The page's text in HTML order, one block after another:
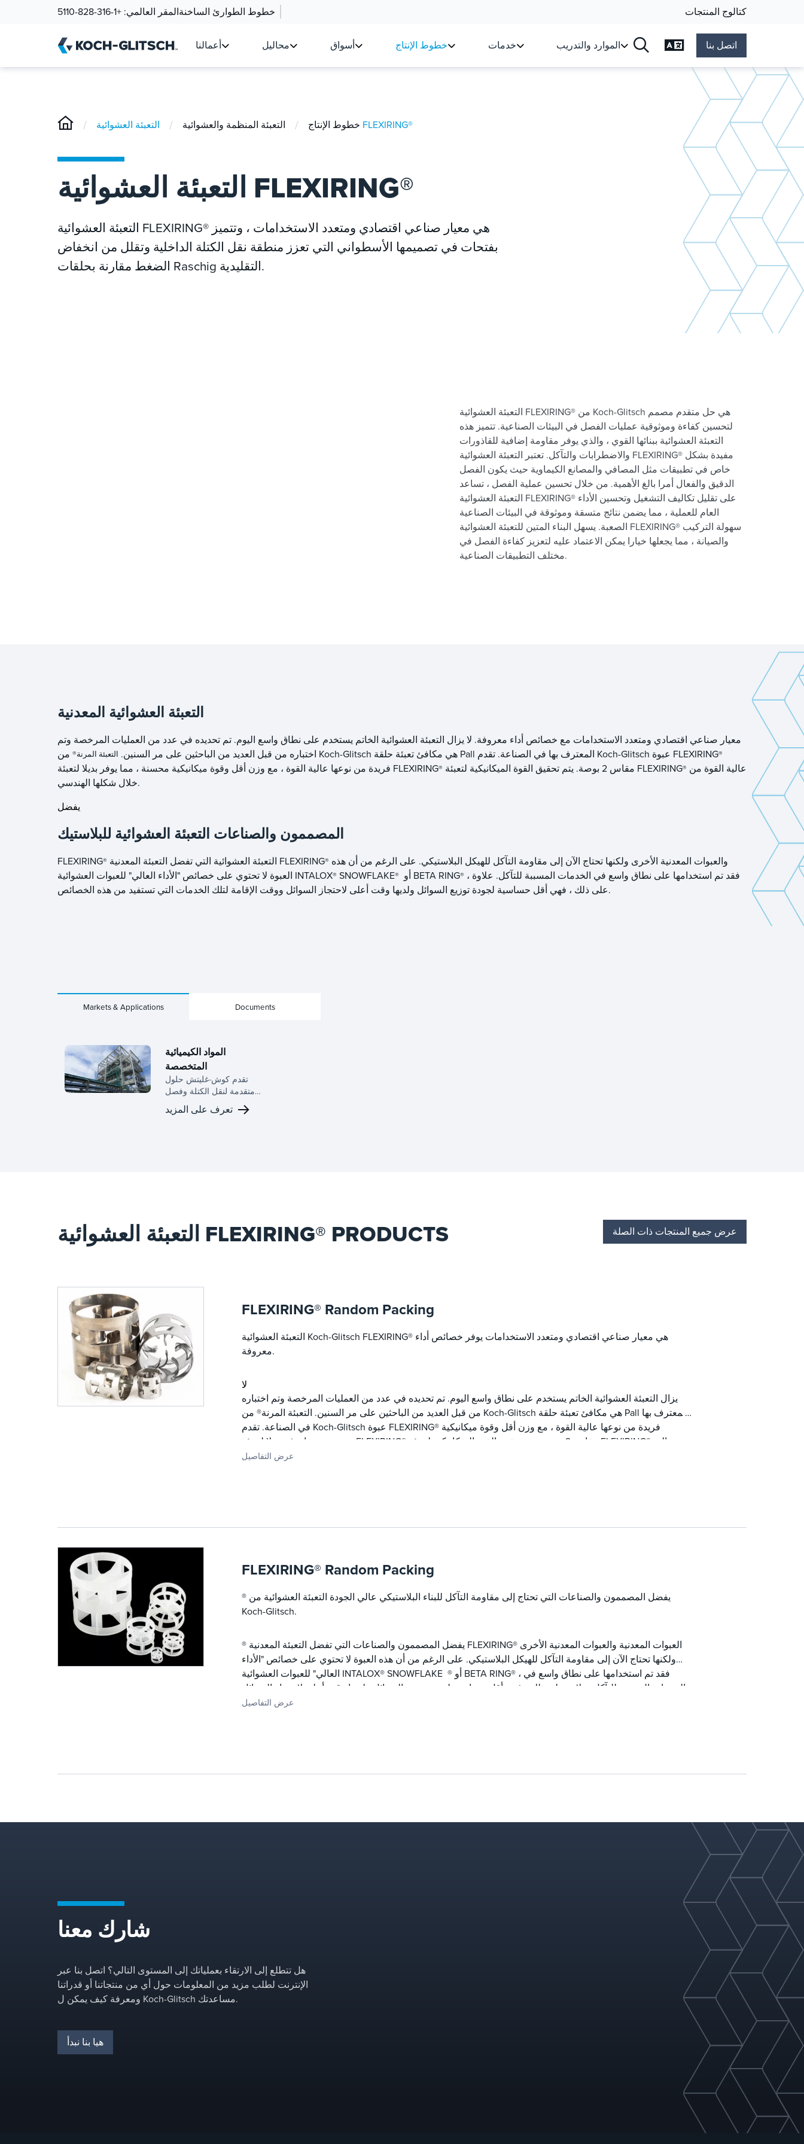
المقر العالمي: +1-316-828-5110 خطوط الطوارئ الساخنة كتالوج المنتجات
أعمالنا محاليل أسواق خطوط الإنتاج خدمات الموارد والتدريب تغيير اللغةاتصل بنا
/ خطوط الإنتاج / التعبئة المنظمة والعشوائية / التعبئة العشوائية FLEXIRING®
التعبئة العشوائية FLEXIRING®
التعبئة العشوائية FLEXIRING® هي معيار صناعي اقتصادي ومتعدد الاستخدامات ، وتتميز
بفتحات في تصميمها الأسطواني التي تعزز منطقة نقل الكتلة الداخلية وتقلل من انخفاض
الضغط مقارنة بحلقات Raschig التقليدية.
التعبئة العشوائية FLEXIRING® من Koch-Glitsch هي حل متقدم مصمم
لتحسين كفاءة وموثوقية عمليات الفصل في البيئات الصناعية. تتميز هذه
التعبئة العشوائية ببنائها القوي ، والذي يوفر مقاومة إضافية للقاذورات
والاضطرابات والتآكل. تعتبر التعبئة العشوائية FLEXIRING® مفيدة بشكل
خاص في تطبيقات مثل المصافي والمصانع الكيماوية حيث يكون الفصل
الدقيق والفعال أمرا بالغ الأهمية. من خلال تحسين عملية الفصل ، تساعد
التعبئة العشوائية FLEXIRING® على تقليل تكاليف التشغيل وتحسين الأداء
العام للعملية ، مما يضمن نتائج متسقة وموثوقة في البيئات الصناعية
الصعبة. يسهل البناء المتين للتعبئة العشوائية FLEXIRING® سهولة التركيب
والصيانة ، مما يجعلها خيارا يمكن الاعتماد عليه لتعزيز كفاءة الفصل في
مختلف التطبيقات الصناعية.
التعبئة العشوائية المعدنية
معيار صناعي اقتصادي ومتعدد الاستخدامات مع خصائص أداء معروفة. لا يزال التعبئة العشوائية الخاتم يستخدم على نطاق واسع اليوم. تم تحديده في عدد من العمليات المرخصة وتم
اختباره من قبل العديد من الباحثين على مر السنين. التعبئة المرنة® من Koch-Glitsch هي مكافئ تعبئة حلقة Pall المعترف بها في الصناعة. تقدم Koch-Glitsch عبوة FLEXIRING®
فريدة من نوعها عالية القوة ، مع وزن أقل وقوة ميكانيكية محسنة ، مما يوفر بديلا لتعبئة FLEXIRING® مقاس 2 بوصة. يتم تحقيق القوة الميكانيكية لتعبئة FLEXIRING®
خلال شكلها الهندسي.
يفضل
المصممون والصناعات التعبئة العشوائية للبلاستيك
FLEXIRING® التعبئة العشوائية التي تفضل التعبئة المعدنية FLEXIRING®
العبوة لا تحتوي على خصائص "الأداء العالي" للعبوات العشوائية INTALOX® SNOWFLAKE® أو BETA RING® ، فقد تم استخدامها على نطاق واسع في الخدمات المسببة للتآكل. علاوة
على ذلك ، فهي أقل حساسية لجودة توزيع السوائل ولديها وقت أعلى لاحتجاز السوائل ووقت الإقامة لتلك الخدمات التي تستفيد من هذه الخصائص.
Markets & Applications Documents
المواد الكيميائية
المتخصصة
تقدم كوش-غليتش حلول
متقدمة لنقل الكتلة وفصل
الطور للمعالجة الكيميائية
المتخصصة، مما يحسن جودة
تعرف على المزيد
التعبئة العشوائية FLEXIRING® PRODUCTS عرض جميع المنتجات ذات الصلة
FLEXIRING® Random Packing
التعبئة العشوائية Koch-Glitsch FLEXIRING® هي معيار صناعي اقتصادي ومتعدد الاستخدامات يوفر خصائص أداء
معروفة.
لا
يزال التعبئة العشوائية الخاتم يستخدم على نطاق واسع اليوم. تم تحديده في عدد من العمليات المرخصة وتم اختباره
من قبل العديد من الباحثين على مر السنين. التعبئة المرنة® من Koch-Glitsch هي مكافئ تعبئة حلقة Pall المعترف بها
في الصناعة. تقدم Koch-Glitsch عبوة FLEXIRING® فريدة من نوعها عالية القوة ، مع وزن أقل وقوة ميكانيكية
محسنة ، مما يوفر بديلا لتعبئة FLEXIRING® مقاس 2 بوصة. يتم تحقيق القوة الميكانيكية لتعبئة FLEXIRING® عالية
عرض التفاصيل
FLEXIRING® Random Packing
® يفضل المصممون والصناعات التي تحتاج إلى مقاومة التآكل للبناء البلاستيكي عالي الجودة التعبئة العشوائية من
Koch-Glitsch.
® يفضل المصممون والصناعات التي تفضل التعبئة المعدنية FLEXIRING® العبوات المعدنية والعبوات المعدنية الأخرى
ولكنها تحتاج الآن إلى مقاومة التآكل للهيكل البلاستيكي. على الرغم من أن هذه العبوة لا تحتوي على خصائص "الأداء
العالي" للعبوات العشوائية INTALOX® SNOWFLAKE ® أو BETA RING® ، فقد تم استخدامها على نطاق واسع في
الخدمات المسببة للتآكل. علاوة على ذلك ، فهي أقل حساسية لجودة توزيع السوائل ولديها وقت أعلى لاحتجاز السوائل
عرض التفاصيل
شارك معنا
هل تتطلع إلى الارتقاء بعملياتك إلى المستوى التالي؟ اتصل بنا عبر
الإنترنت لطلب مزيد من المعلومات حول أي من منتجاتنا أو قدراتنا
ومعرفة كيف يمكن ل Koch-Glitsch مساعدتك.
هيا بنا نبدأ